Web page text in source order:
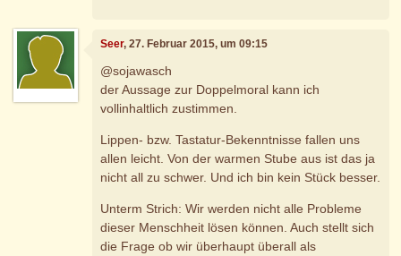
Seer, 27. Februar 2015, um 09:15
@sojawasch
der Aussage zur Doppelmoral kann ich
vollinhaltlich zustimmen.
Lippen- bzw. Tastatur-Bekenntnisse fallen uns
allen leicht. Von der warmen Stube aus ist das ja
nicht all zu schwer. Und ich bin kein Stück besser.
Unterm Strich: Wir werden nicht alle Probleme
dieser Menschheit lösen können. Auch stellt sich
die Frage ob wir überhaupt überall als